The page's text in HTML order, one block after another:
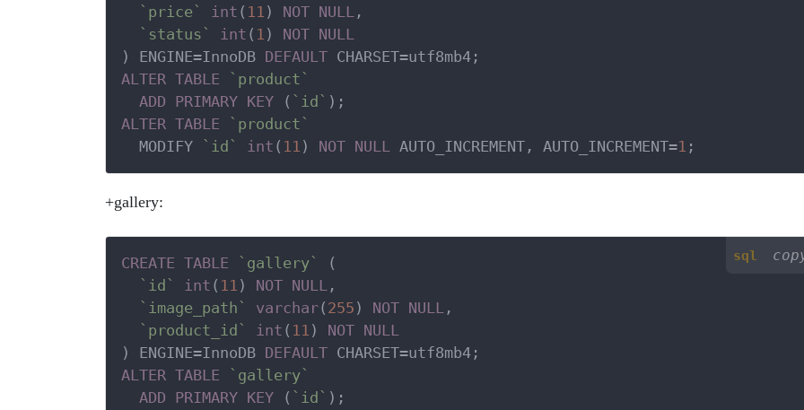
`price`
int ( 11 ) NOT NULL,
`status`
int ( 1 ) NOT NULL
) ENGINE=InnoDB DEFAULT CHARSET=utf8mb4;
ALTER TABLE
`product`
ADD PRIMARY KEY ( `id` );
ALTER TABLE
`product`
  MODIFY
`id` int ( 11 ) NOT NULL AUTO_INCREMENT, AUTO_INCREMENT=1 ;
+gallery:
sql
CREATE TABLE `gallery`
(
`id`
int ( 11 ) NOT NULL,
`image_path`
varchar( 255 ) NOT NULL,
`product_id`
int ( 11 ) NOT NULL
) ENGINE=InnoDB DEFAULT CHARSET=utf8mb4;
ALTER TABLE
`gallery`
ADD PRIMARY KEY ( `id` );